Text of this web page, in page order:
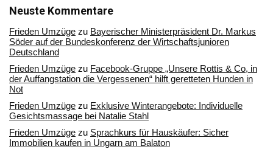
Archiv
Neuste Kommentare
Frieden Umzüge zu Bayerischer Ministerpräsident Dr. Markus
Söder auf der Bundeskonferenz der Wirtschaftsjunioren
Deutschland
Frieden Umzüge zu Facebook-Gruppe „Unsere Rottis & Co, in
der Auffangstation die Vergessenen“ hilft geretteten Hunden in
Not
Frieden Umzüge zu Exklusive Winterangebote: Individuelle
Gesichtsmassage bei Natalie Stahl
Frieden Umzüge zu Sprachkurs für Hauskäufer: Sicher
Immobilien kaufen in Ungarn am Balaton